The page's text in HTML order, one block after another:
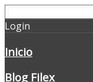
Login
Inicio
Blog Filex